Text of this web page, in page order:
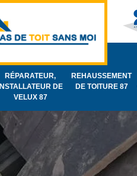
RÉPARATEUR,
INSTALLATEUR DE
VELUX 87
REHAUSSEMENT
DE TOITURE 87